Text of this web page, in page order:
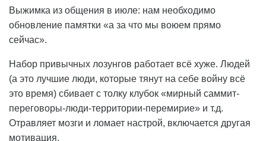
Выжимка из общения в июле: нам необходимо
обновление памятки «а за что мы воюем прямо
сейчас».
Набор привычных лозунгов работает всё хуже. Людей
(а это лучшие люди, которые тянут на себе войну всё
это время) сбивает с толку клубок «мирный саммит-
переговоры-люди-территории-перемирие» и т.д.
Отравляет мозги и ломает настрой, включается другая
мотивация.